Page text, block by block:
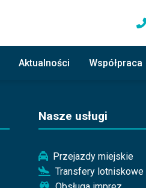
Aktualności Współpraca
Nasze usługi
Przejazdy miejskie
Transfery lotniskowe